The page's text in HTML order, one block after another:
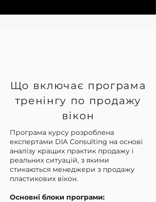
Що включає програма
тренінгу по продажу
вікон
Програма курсу розроблена
експертами DIA Consulting на основі
аналізу кращих практик продажу і
реальних ситуацій, з якими
стикаються менеджери з продажу
пластикових вікон.
Основні блоки програми: